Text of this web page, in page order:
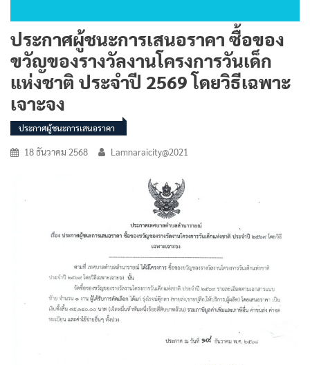
ประกาศผู้ชนะการเสนอราคา ซื้อของ
ขวัญของรางวัลงานโครงการวันเด็ก
แห่งชาติ ประจำปี 2569 โดยวิธีเฉพาะ
เจาะจง
ประกาศผู้ชนะการเสนอราคา
18 ธันวาคม 2568 Lamnaraicity@2021